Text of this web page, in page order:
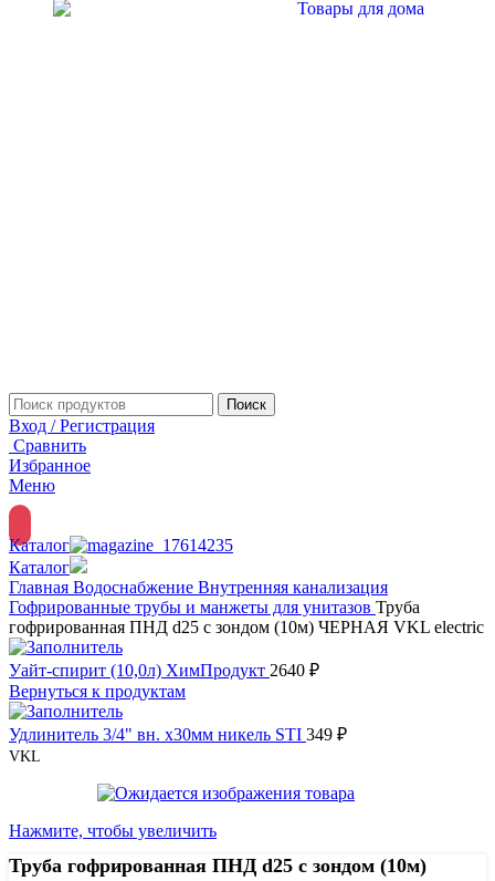
Поиск
Вход / Регистрация
Сравнить
Избранное
Меню
Каталог
Каталог
Главная Водоснабжение Внутренняя канализация
Гофрированные трубы и манжеты для унитазов Труба
гофрированная ПНД d25 с зондом (10м) ЧЕРНАЯ VKL electric
Уайт-спирит (10,0л) ХимПродукт 2640 ₽
Вернуться к продуктам
Удлинитель 3/4" вн. х30мм никель STI 349 ₽
VKL
Нажмите, чтобы увеличить
Труба гофрированная ПНД d25 с зондом (10м)